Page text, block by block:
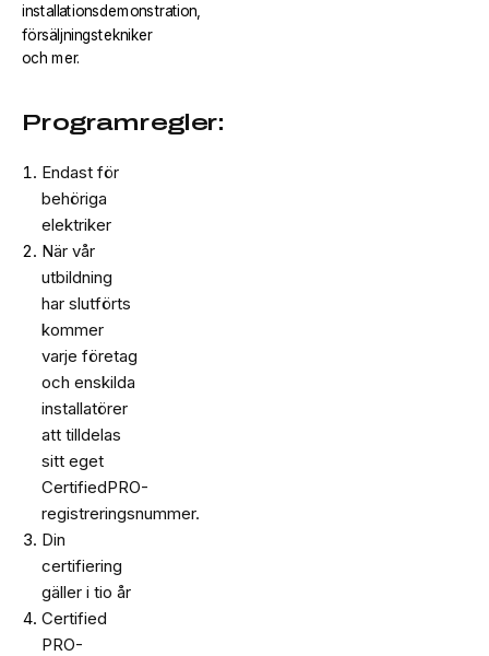
installationsdemonstration,
försäljningstekniker
och mer.
Programregler:
Endast för
behöriga
elektriker
När vår
utbildning
har slutförts
kommer
varje företag
och enskilda
installatörer
att tilldelas
sitt eget
CertifiedPRO-
registreringsnummer.
Din
certifiering
gäller i tio år
Certified
PRO-